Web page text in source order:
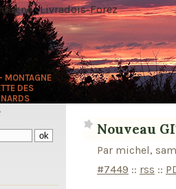
MONTAGNE
DES
· Livradois-Forez
Nouveau
Par michel,
#7449 :: rss ::